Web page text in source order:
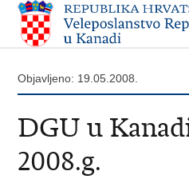
Objavljeno: 19.05.2008.
DGU u
2008.g.